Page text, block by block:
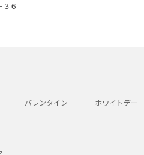
６
バレンタイン ホワイトデー